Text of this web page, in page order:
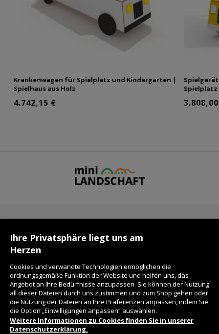
Krankenwagen für Spielplatz und Kindergarten |
Spielhaus aus Holz
4.742,15 €
KONTAKT
LIEFERZEIT
DATENSCHUTZ
Ihre Privatsphäre liegt uns am
Herzen
Cookies und verwandte Technologien ermöglichen die
ordnungsgemäße Funktion der Website und helfen uns, das
Angebot an Ihre Bedürfnisse anzupassen. Sie können der Nutzung
all dieser Dateien durch uns zustimmen und zum Shop gehen oder
die Nutzung der Dateien an Ihre Präferenzen anpassen, indem Sie
die Option „Einwilligungen anpassen“ auswählen.
Weitere Informationen zu Cookies finden Sie in unserer
Datenschutzerklärung.